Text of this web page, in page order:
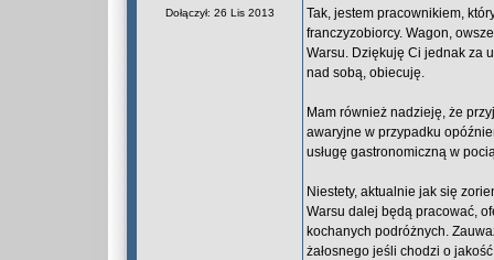
Dołączył: 26 Lis 2013
Tak, jestem pracownikiem,
franczyzobiorcy. Wagon,
Warsu. Dziękuję Ci jednak za
nad sobą, obiecuję.
Mam również nadzieję, że
awaryjne w przypadku
usługę gastronomiczną w
Niestety, aktualnie jak się
Warsu dalej będą pracować,
kochanych podróżnych.
żałosnego jeśli chodzi o